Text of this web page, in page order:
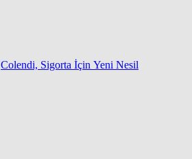
Colendi, Sigorta İçin Yeni Nesil